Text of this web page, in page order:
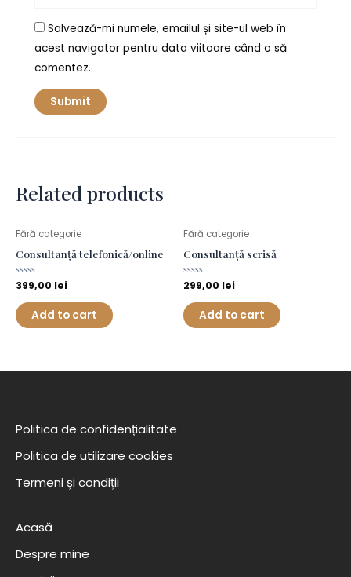
Salvează-mi numele, emailul și site-ul web în
acest navigator pentru data viitoare când o să
comentez.
Related products
Fără categorie
Consultanță telefonică/online
Rated
out
of
5
399,00 lei
Add to cart
Fără categorie
Consultanță scrisă
Rated
out
of
5
299,00 lei
Add to cart
Politica de confidențialitate
Politica de utilizare cookies
Termeni și condiții
Acasă
Despre mine